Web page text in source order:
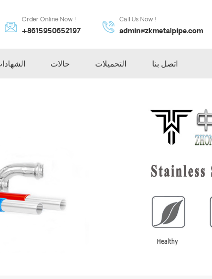
Order Online Now !
+8615950652197
Call Us Now !
admin@zkmetalpipe.com
حالات التحميلات اتصل بنا